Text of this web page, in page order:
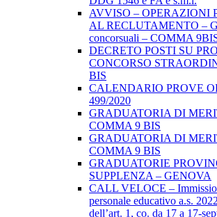
AVVISO – OPERAZIONI
AL RECLUTAMENTO –
concorsuali – COMMA
DECRETO POSTI SU
CONCORSO
BIS
CALENDARIO PROVE
499/2020
GRADUATORIA DI
COMMA 9 BIS
GRADUATORIA DI
COMMA 9 BIS
GRADUATORIE
SUPPLENZA – GENOVA
CALL VELOCE –
personale educativo a.s.
dell’art. 1, co. da 17 a 17-